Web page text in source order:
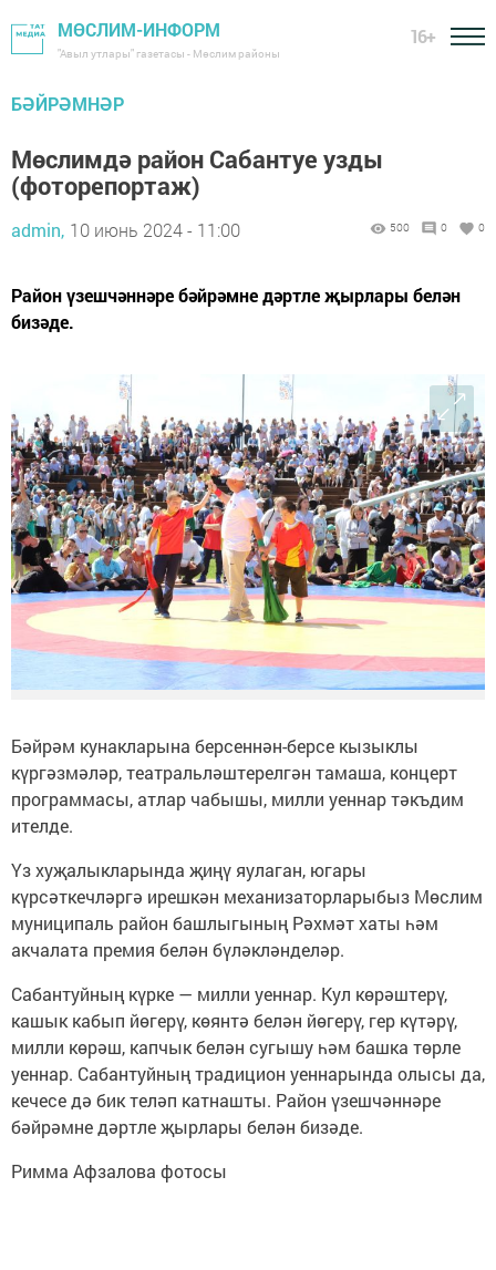
МӨСЛИМ-ИНФОРМ
"Авыл утлары" газетасы - Мөслим районы
16+
БӘЙРӘМНӘР
Мөслимдә район Сабантуе узды
(фоторепортаж)
admin, 10 июнь 2024 - 11:00 500 0 0
Район үзешчәннәре бәйрәмне дәртле җырлары белән
бизәде.
Бәйрәм кунакларына берсеннән-берсе кызыклы
күргәзмәләр, театральләштерелгән тамаша, концерт
программасы, атлар чабышы, милли уеннар тәкъдим
ителде.
Үз хуҗалыкларында җиңү яулаган, югары
күрсәткечләргә ирешкән механизаторларыбыз Мөслим
муниципаль район башлыгының Рәхмәт хаты һәм
акчалата премия белән бүләкләнделәр.
Сабантуйның күрке — милли уеннар. Кул көрәштерү,
кашык кабып йөгерү, көянтә белән йөгерү, гер күтәрү,
милли көрәш, капчык белән сугышу һәм башка төрле
уеннар. Сабантуйның традицион уеннарында олысы да,
кечесе дә бик теләп катнашты. Район үзешчәннәре
бәйрәмне дәртле җырлары белән бизәде.
Римма Афзалова фотосы